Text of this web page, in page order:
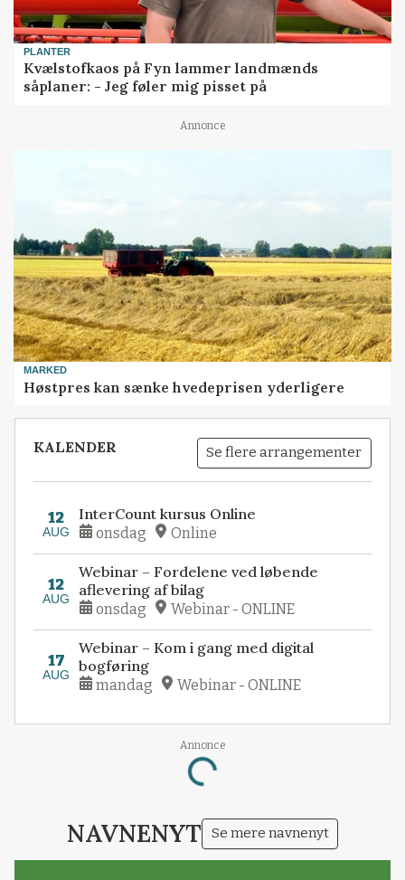
PLANTER
Kvælstofkaos på Fyn lammer landmænds
såplaner: - Jeg føler mig pisset på
Annonce
MARKED
Høstpres kan sænke hvedeprisen yderligere
KALENDER Se flere arrangementer
12
AUG
InterCount kursus Online
onsdag Online
12
AUG
Webinar – Fordelene ved løbende
aflevering af bilag
onsdag Webinar - ONLINE
17
AUG
Webinar – Kom i gang med digital
bogføring
mandag Webinar - ONLINE
Annonce
Loading...
NAVNENYT Se mere navnenyt